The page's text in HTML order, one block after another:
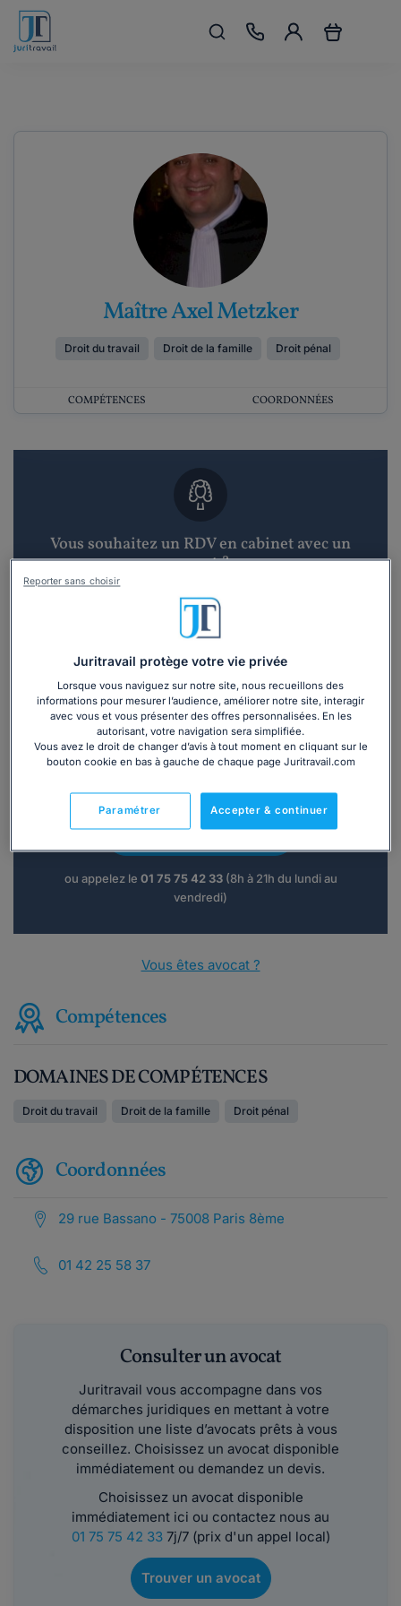
Maître Axel Metzker
Droit du travail Droit de la famille Droit pénal
COMPÉTENCES COORDONNÉES
Vous souhaitez un RDV en cabinet avec un
avocat ?
Recevoir des devis d'avocats
Vous souhaitez une consultation par
téléphone ?
Consulter immédiatement
ou appelez le 01 75 75 42 33(8h à 21h du lundi au
vendredi)
Vous êtes avocat ?
Compétences
DOMAINES DE COMPÉTENCES
Droit du travail Droit de la famille Droit pénal
Coordonnées
29 rue Bassano - 75008 Paris 8ème
01 42 25 58 37
Consulter un avocat
Juritravail vous accompagne dans vos
démarches juridiques en mettant à votre
disposition une liste d’avocats prêts à vous
conseillez. Choisissez un avocat disponible
immédiatement ou demandez un devis.
Choisissez un avocat disponible
immédiatement ici ou contactez nous au
01 75 75 42 337j/7 (prix d'un appel local)
Trouver un avocat
Juritravail protège votre vie privée
Lorsque vous naviguez sur notre site, nous recueillons des
informations pour mesurer l’audience, améliorer notre site, interagir
avec vous et vous présenter des offres personnalisées. En les
autorisant, votre navigation sera simplifiée.
Vous avez le droit de changer d’avis à tout moment en cliquant sur le
bouton cookie en bas à gauche de chaque page Juritravail.com
Accepter & continuer
Paramétrer
Reporter sans choisir